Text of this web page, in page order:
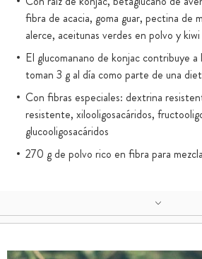
fibra de acacia, goma guar, pectina de
alerce, aceitunas verdes en polvo y
El glucomanano de konjac contribuye
toman 3 g al día como parte de una
Con fibras especiales: dextrina
resistente, xilooligosacáridos,
glucooligosacáridos
270 g de polvo rico en fibra para